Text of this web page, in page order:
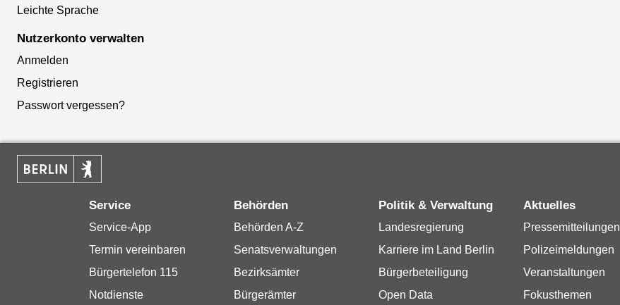
Leichte Sprache
Nutzerkonto verwalten
Anmelden
Registrieren
Passwort vergessen?
Service
Service-App
Termin vereinbaren
Bürgertelefon 115
Notdienste
Behörden
Behörden A-Z
Senatsverwaltungen
Bezirksämter
Bürgerämter
Politik & Verwaltung
Landesregierung
Karriere im Land Berlin
Bürgerbeteiligung
Open Data
Aktuelles
Pressemitteilungen
Polizeimeldungen
Veranstaltungen
Fokusthemen